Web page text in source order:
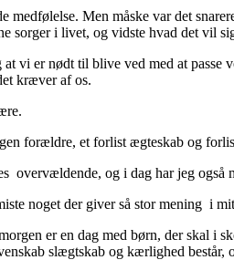
medfølelse. Men måske var det
sorger i livet, og vidste hvad det vil
vi er nødt til blive ved med at
kræver af os.
forældre, et forlist ægteskab og
overvældende, og i dag har jeg også
noget der giver så stor mening i
er en dag med børn, der skal i
slægtskab og kærlighed